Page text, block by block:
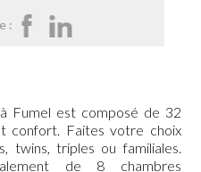
:
Fumel est composé de 32
confort. Faites votre choix
twins, triples ou familiales.
de 8 chambres